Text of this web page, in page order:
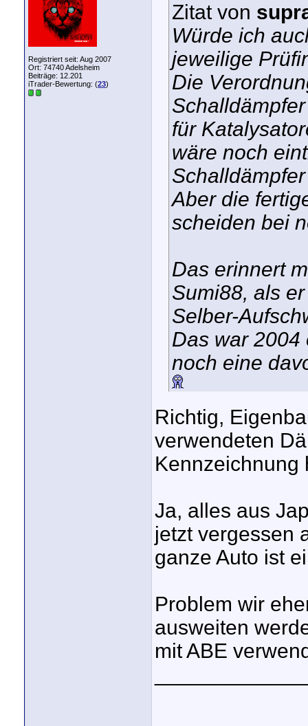
Registriert seit: Aug 2007
Ort: 74740 Adelsheim
Beiträge: 12.201
iTrader-Bewertung: (23)
Zitat von
Würde ich
jeweilige
Die
für
wäre noch
Aber die
scheiden bei
Das erinnert
Sumi88, als
Selber-
Das war 2004
noch eine
Richtig,
verwendeten
Kennzeichnung
Ja, alles aus
jetzt vergessen
ganze Auto ist
Problem wir
ausweiten
mit ABE